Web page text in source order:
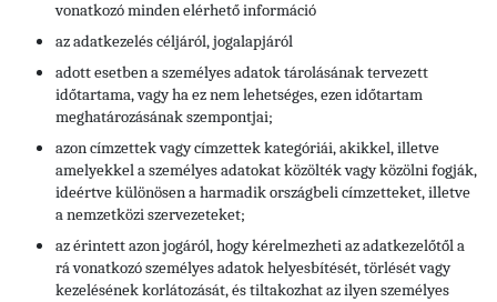
vonatkozó minden elérhető információ
az adatkezelés céljáról, jogalapjáról
adott esetben a személyes adatok tárolásának tervezett
időtartama, vagy ha ez nem lehetséges, ezen időtartam
meghatározásának szempontjai;
azon címzettek vagy címzettek kategóriái, akikkel, illetve
amelyekkel a személyes adatokat közölték vagy közölni fogják,
ideértve különösen a harmadik országbeli címzetteket, illetve
a nemzetközi szervezeteket;
az érintett azon jogáról, hogy kérelmezheti az adatkezelőtől a
rá vonatkozó személyes adatok helyesbítését, törlését vagy
kezelésének korlátozását, és tiltakozhat az ilyen személyes